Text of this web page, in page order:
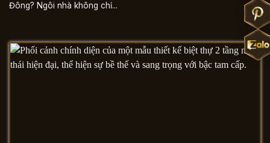
Đông? Ngôi nhà không chỉ...